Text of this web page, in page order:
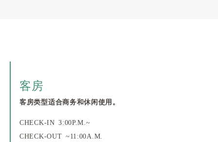
客房
客房类型适合商务和休闲使用。
CHECK-IN 3:00P.M.~
CHECK-OUT ~11:00A.M.